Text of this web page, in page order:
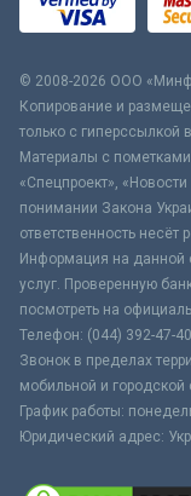
© 2008-2026 ООО
Копирование и
только с гиперссылкой
Материалы с пометками
«Спецпроект»,
понимании Закона
ответственность несёт
Информация на данной
услуг. Проверенную
посмотреть на
Телефон: (044) 392-47-40
Звонок в пределах
мобильной и городской
График работы:
Юридический адрес: